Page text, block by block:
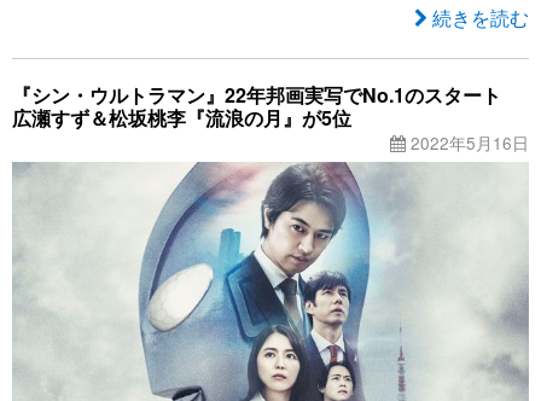
続きを読む
『シン・ウルトラマン』22年邦画実写でNo.1のスタート
広瀬すず＆松坂桃李『流浪の月』が5位
2022年5月16日